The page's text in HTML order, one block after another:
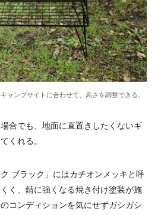
ャンプサイトに合わせて、高さを調整できる。
合でも、地面に直置きしたくないギ
くれる。
ブラック」にはカチオンメッキと呼
く、錆に強くなる焼き付け塗装が施
コンディションを気にせずガシガシ